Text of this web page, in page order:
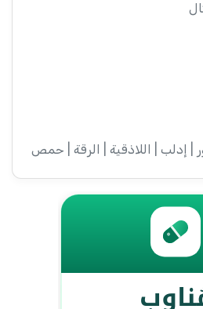
| إدلب | اللاذقية | الرقة | حمص |